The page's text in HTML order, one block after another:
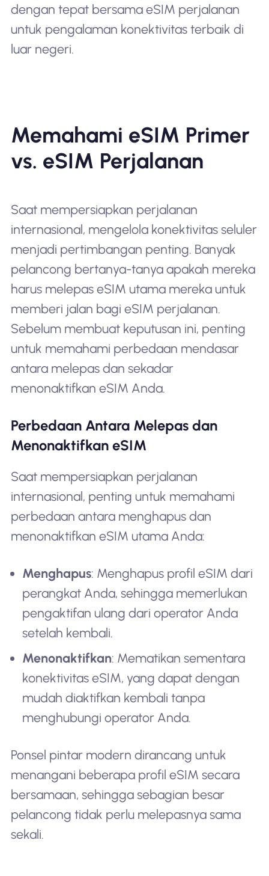
dengan tepat bersama eSIM perjalanan
untuk pengalaman konektivitas terbaik di
luar negeri.
Memahami eSIM Primer
vs. eSIM Perjalanan
Saat mempersiapkan perjalanan
internasional, mengelola konektivitas seluler
menjadi pertimbangan penting. Banyak
pelancong bertanya-tanya apakah mereka
harus melepas eSIM utama mereka untuk
memberi jalan bagi eSIM perjalanan.
Sebelum membuat keputusan ini, penting
untuk memahami perbedaan mendasar
antara melepas dan sekadar
menonaktifkan eSIM Anda.
Perbedaan Antara Melepas dan
Menonaktifkan eSIM
Saat mempersiapkan perjalanan
internasional, penting untuk memahami
perbedaan antara menghapus dan
menonaktifkan eSIM utama Anda:
Menghapus: Menghapus profil eSIM dari
perangkat Anda, sehingga memerlukan
pengaktifan ulang dari operator Anda
setelah kembali.
Menonaktifkan: Mematikan sementara
konektivitas eSIM, yang dapat dengan
mudah diaktifkan kembali tanpa
menghubungi operator Anda.
Ponsel pintar modern dirancang untuk
menangani beberapa profil eSIM secara
bersamaan, sehingga sebagian besar
pelancong tidak perlu melepasnya sama
sekali.